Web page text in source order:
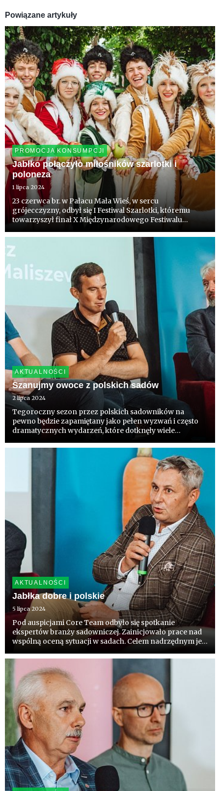
Powiązane artykuły
PROMOCJA KONSUMPCJI
Jabłko połączyło miłośników szarlotki i
poloneza
1 lipca 2024
23 czerwca br. w Pałacu Mała Wieś, w sercu
grójecczyzny, odbył się I Festiwal Szarlotki, któremu
towarzyszył finał X Międzynarodowego Festiwalu
narodowych i pasja liderów.
AKTUALNOŚCI
Szanujmy owoce z polskich sadów
2 lipca 2024
Tegoroczny sezon przez polskich sadowników na
pewno będzie zapamiętany jako pełen wyzwań i często
dramatycznych wydarzeń, które dotknęły wiele
Podsumowania aktualnej sytuacji w krajowych sadach
AKTUALNOŚCI
Jabłka dobre i polskie
5 lipca 2024
Pod auspicjami Core Team odbyło się spotkanie
ekspertów branży sadowniczej. Zainicjowało prace nad
wspólną oceną sytuacji w sadach. Celem nadrzędnym jest
komunikacji, tego pod czym wszyscy się podpiszą.
Szczegóły w materiale „Szan...